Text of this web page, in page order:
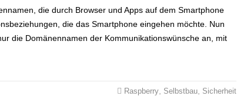
die durch Browser und Apps auf dem Smartphone
die das Smartphone eingehen möchte. Nun
die Domänennamen der Kommunikationswünsche an, mit
Raspberry, Selbstbau, Sicherheit